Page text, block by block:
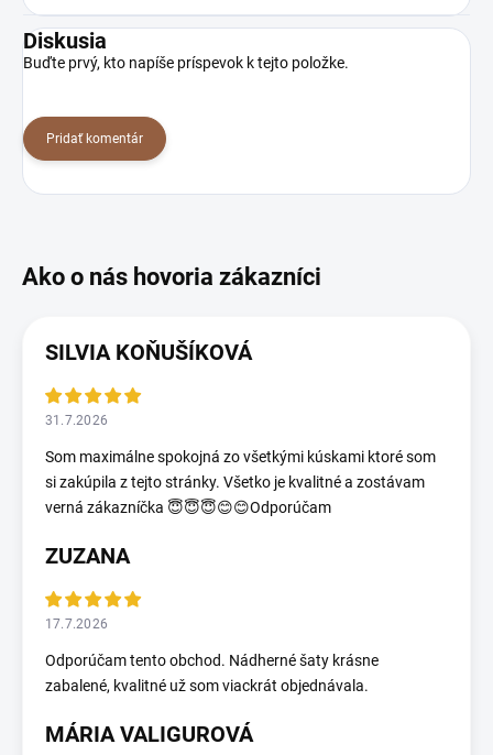
Diskusia
Buďte prvý, kto napíše príspevok k tejto položke.
Pridať komentár
SILVIA KOŇUŠÍKOVÁ
31.7.2026
Som maximálne spokojná zo všetkými kúskami ktoré som
si zakúpila z tejto stránky. Všetko je kvalitné a zostávam
verná zákazníčka 😇😇😇😊😊Odporúčam
ZUZANA
17.7.2026
Odporúčam tento obchod. Nádherné šaty krásne
zabalené, kvalitné už som viackrát objednávala.
MÁRIA VALIGUROVÁ